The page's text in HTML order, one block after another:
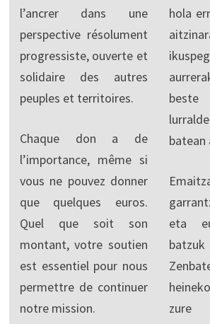
l’ancrer dans une
perspective résolument
progressiste, ouverte et
solidaire des autres
peuples et territoires.
Chaque don a de
l’importance, même si
vous ne pouvez donner
que quelques euros.
Quel que soit son
montant, votre soutien
est essentiel pour nous
permettre de continuer
notre mission.
hola
batean
eta